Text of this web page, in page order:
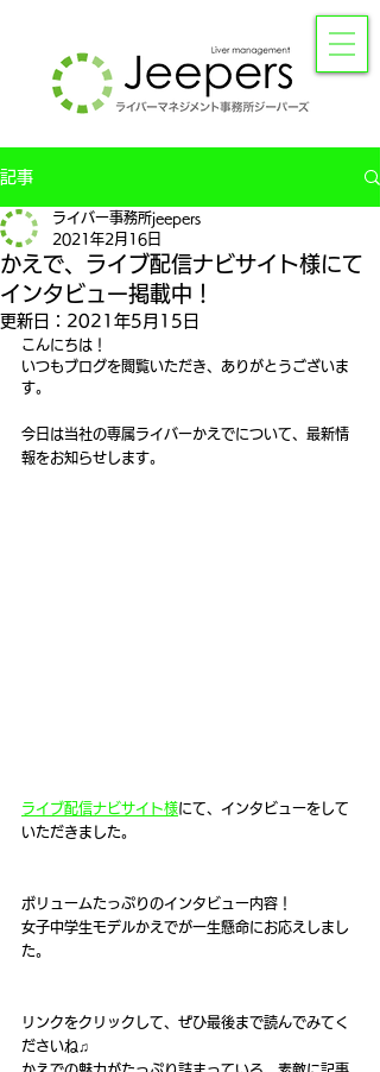
記事
かえで、ライブ配信ナビサイト様にて
インタビュー掲載中！
ライバー事務所jeepers
2021年2月16日
更新日： 2021年5月15日
こんにちは！
いつもブログを閲覧いただき、ありがとうございま
す。
今日は当社の専属ライバーかえでについて、最新情
報をお知らせします。
ライブ配信ナビサイト様にて、インタビューをして
いただきました。
ボリュームたっぷりのインタビュー内容！
女子中学生モデルかえでが一生懸命にお応えしまし
た。
リンクをクリックして、ぜひ最後まで読んでみてく
ださいね♫